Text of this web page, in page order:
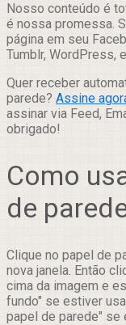
Nosso conteúdo é
é nossa promessa.
página em seu
Tumblr, WordPress,
Quer receber
parede? Assine
assinar via Feed,
obrigado!
Como
de
Clique no papel de
nova janela. Então
cima da imagem e
fundo" se estiver
papel de parede" se